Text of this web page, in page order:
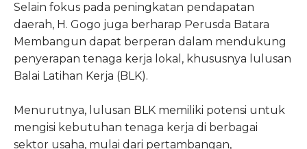
Selain fokus pada peningkatan pendapatan
daerah, H. Gogo juga berharap Perusda Batara
Membangun dapat berperan dalam mendukung
penyerapan tenaga kerja lokal, khususnya lulusan
Balai Latihan Kerja (BLK).
Menurutnya, lulusan BLK memiliki potensi untuk
mengisi kebutuhan tenaga kerja di berbagai
sektor usaha, mulai dari pertambangan,